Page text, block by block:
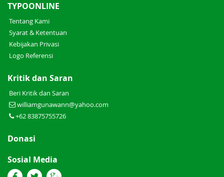
TYPOONLINE
Tentang Kami
Syarat & Ketentuan
Kebijakan Privasi
Logo Referensi
Kritik dan Saran
Beri Kritik dan Saran
williamgunawann@yahoo.com
+62 83875755726
Donasi
Sosial Media